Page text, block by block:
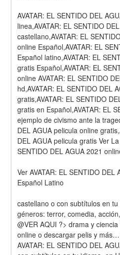
AVATAR: EL SENTIDO DEL
linea,AVATAR: EL SENTIDO
castellano,AVATAR: EL
online Español,AVATAR: EL
Español latino,AVATAR: EL
gratis Español,AVATAR: EL
online AVATAR: EL SENTIDO
hd,AVATAR: EL SENTIDO DEL
gratis,AVATAR: EL SENTIDO
gratis en Español,AVATAR: EL
ejemplo de civismo ante la
DEL AGUA pelicula online
DEL AGUA pelicula gratis Ver
SENTIDO DEL AGUA 2021
Ver AVATAR: EL SENTIDO
Español Latino
castellano o con subtítulos en
géneros: terror, comedia,
@VER AQUI ?> drama y
online o descargar pelis y
AVATAR: EL SENTIDO DEL